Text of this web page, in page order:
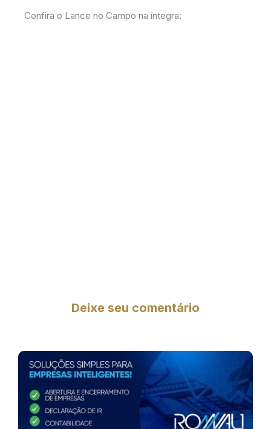
Confira o Lance no Campo na íntegra:
Deixe seu comentário